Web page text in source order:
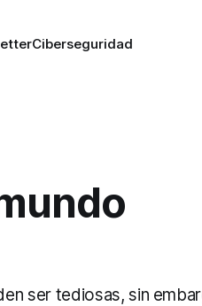
Ciberseguridad
ser tediosas, sin